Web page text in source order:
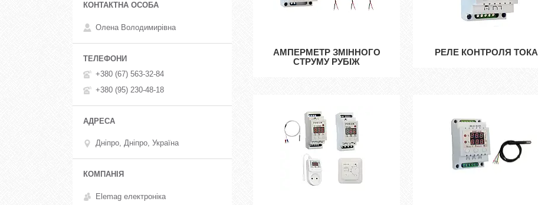
АМПЕРМЕТР ЗМІННОГО
СТРУМУ РУБІЖ
РЕЛЕ КОНТРОЛЯ ТОКА
Олена Володимирівна
+380 (67) 563-32-84
+380 (95) 230-48-18
Дніпро, Дніпро, Україна
Elemag електроніка